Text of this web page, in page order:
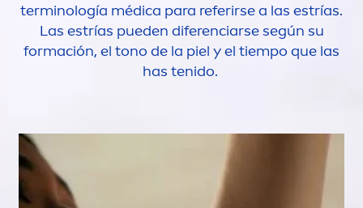
terminología médica para referirse a las estrías.
Las estrías pueden diferenciarse según su
formación, el tono de la piel y el tiempo que las
has tenido.